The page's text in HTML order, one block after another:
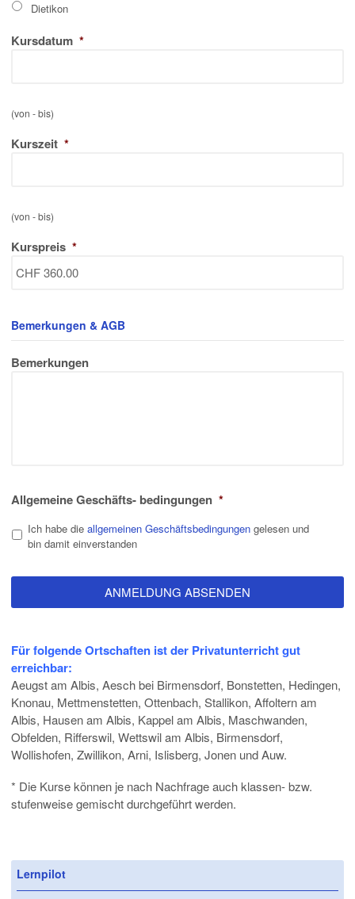
Dietikon
Kursdatum *
(von - bis)
Kurszeit *
(von - bis)
Kurspreis *
Bemerkungen & AGB
Bemerkungen
Allgemeine Geschäfts- bedingungen *
Ich habe die allgemeinen Geschäftsbedingungen gelesen und
bin damit einverstanden
Für folgende Ortschaften ist der Privatunterricht gut
erreichbar:
Aeugst am Albis, Aesch bei Birmensdorf, Bonstetten, Hedingen,
Knonau, Mettmenstetten, Ottenbach, Stallikon, Affoltern am
Albis, Hausen am Albis, Kappel am Albis, Maschwanden,
Obfelden, Rifferswil, Wettswil am Albis, Birmensdorf,
Wollishofen, Zwillikon, Arni, Islisberg, Jonen und Auw.
* Die Kurse können je nach Nachfrage auch klassen- bzw.
stufenweise gemischt durchgeführt werden.
Lernpilot